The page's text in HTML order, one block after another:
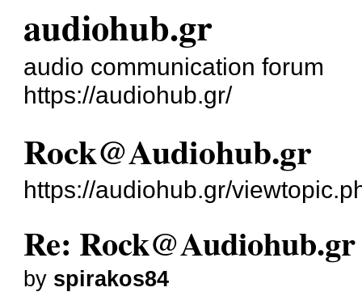
audiohub.gr
audio communication forum
https://audiohub.gr/
Rock@Audiohub.gr
https://audiohub.gr/
Re: Rock@Audiohub.gr
by spirakos84